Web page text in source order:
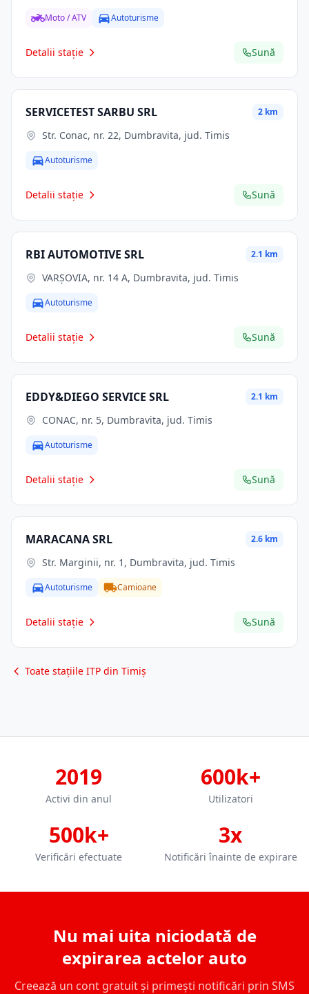
Moto / ATV Autoturisme
Detalii stație Sună
SERVICETEST SARBU SRL 2 km
Str. Conac, nr. 22, Dumbravita, jud. Timis
Autoturisme
Detalii stație Sună
RBI AUTOMOTIVE SRL 2.1 km
VARȘOVIA, nr. 14 A, Dumbravita, jud. Timis
Autoturisme
Detalii stație Sună
EDDY&DIEGO SERVICE SRL 2.1 km
CONAC, nr. 5, Dumbravita, jud. Timis
Autoturisme
Detalii stație Sună
MARACANA SRL 2.6 km
Str. Marginii, nr. 1, Dumbravita, jud. Timis
Autoturisme Camioane
Detalii stație Sună
Toate stațiile ITP din Timiș
2019
Activi din anul
600k+
Utilizatori
500k+
Verificări efectuate
3x
Notificări înainte de expirare
Nu mai uita niciodată de
expirarea actelor auto
Creează un cont gratuit și primești notificări prin SMS